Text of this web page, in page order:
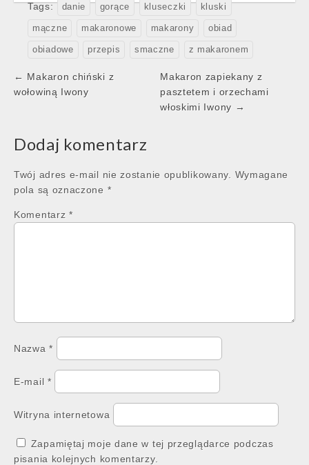
Tags: danie gorące kluseczki kluski
mączne makaronowe makarony obiad
obiadowe przepis smaczne z makaronem
Post
navigation
← Makaron chiński z
wołowiną Iwony
Makaron zapiekany z
pasztetem i orzechami
włoskimi Iwony →
Dodaj komentarz
Twój adres e-mail nie zostanie opublikowany.
Wymagane
pola są oznaczone *
Komentarz *
Nazwa*
E-mail *
Witryna internetowa
Zapamiętaj moje dane w tej przeglądarce podczas
pisania kolejnych komentarzy.